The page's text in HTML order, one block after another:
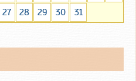
27
28 29 30 31